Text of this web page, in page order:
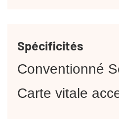
Spécificités
Conventionné
Carte vitale